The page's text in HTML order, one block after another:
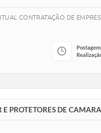
CONTRATAÇÃO DE
E PROTETORES DE